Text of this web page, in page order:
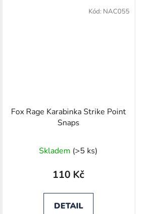
Fox Rage Karabinka Strike Point
Snaps
Skladem (>5 ks)
110 Kč
DETAIL
Kód: NAC055